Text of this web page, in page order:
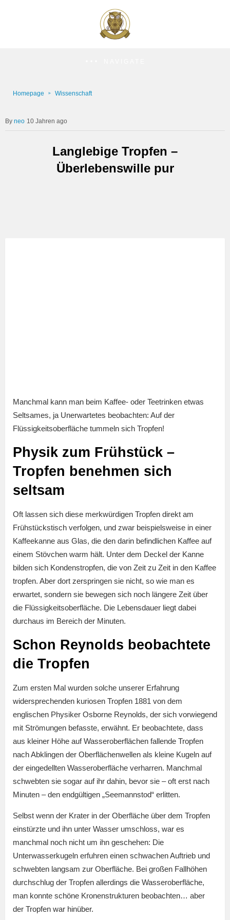
Homepage Wissenschaft
neo 10 Jahren ago
Langlebige Tropfen –
Überlebenswille pur
Manchmal kann man beim Kaffee- oder Teetrinken etwas
Seltsames, ja Unerwartetes beobachten: Auf der
Flüssigkeitsoberfläche tummeln sich Tropfen!
Physik zum Frühstück –
Tropfen benehmen sich
seltsam
Oft lassen sich diese merkwürdigen Tropfen direkt am
Frühstückstisch verfolgen, und zwar beispielsweise in einer
Kaffeekanne aus Glas, die den darin befindlichen Kaffee auf
einem Stövchen warm hält. Unter dem Deckel der Kanne
bilden sich Kondenstropfen, die von Zeit zu Zeit in den Kaffee
tropfen. Aber dort zerspringen sie nicht, so wie man es
erwartet, sondern sie bewegen sich noch längere Zeit über
die Flüssigkeitsoberfläche. Die Lebensdauer liegt dabei
durchaus im Bereich der Minuten.
Schon Reynolds beobachtete
die Tropfen
Zum ersten Mal wurden solche unserer Erfahrung
widersprechenden kuriosen Tropfen 1881 von dem
englischen Physiker Osborne Reynolds, der sich vorwiegend
mit Strömungen befasste, erwähnt. Er beobachtete, dass
aus kleiner Höhe auf Wasseroberflächen fallende Tropfen
nach Abklingen der Oberflächenwellen als kleine Kugeln auf
der eingedellten Wasseroberfläche verharren. Manchmal
schwebten sie sogar auf ihr dahin, bevor sie – oft erst nach
Minuten – den endgültigen „Seemannstod“ erlitten.
Selbst wenn der Krater in der Oberfläche über dem Tropfen
einstürzte und ihn unter Wasser umschloss, war es
manchmal noch nicht um ihn geschehen: Die
Unterwasserkugeln erfuhren einen schwachen Auftrieb und
schwebten langsam zur Oberfläche. Bei großen Fallhöhen
durchschlug der Tropfen allerdings die Wasseroberfläche,
man konnte schöne Kronenstrukturen beobachten… aber
der Tropfen war hinüber.